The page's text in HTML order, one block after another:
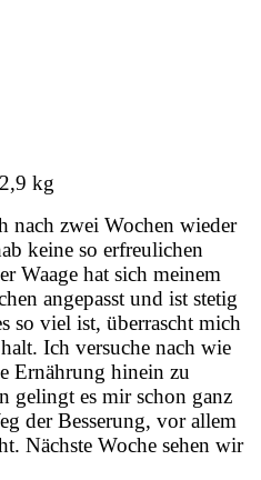
kg
nach zwei Wochen wieder
keine so erfreulichen
Waage hat sich meinem
angepasst und ist stetig
so viel ist, überrascht mich
Ich versuche nach wie
Ernährung hinein zu
gelingt es mir schon ganz
der Besserung, vor allem
Nächste Woche sehen wir